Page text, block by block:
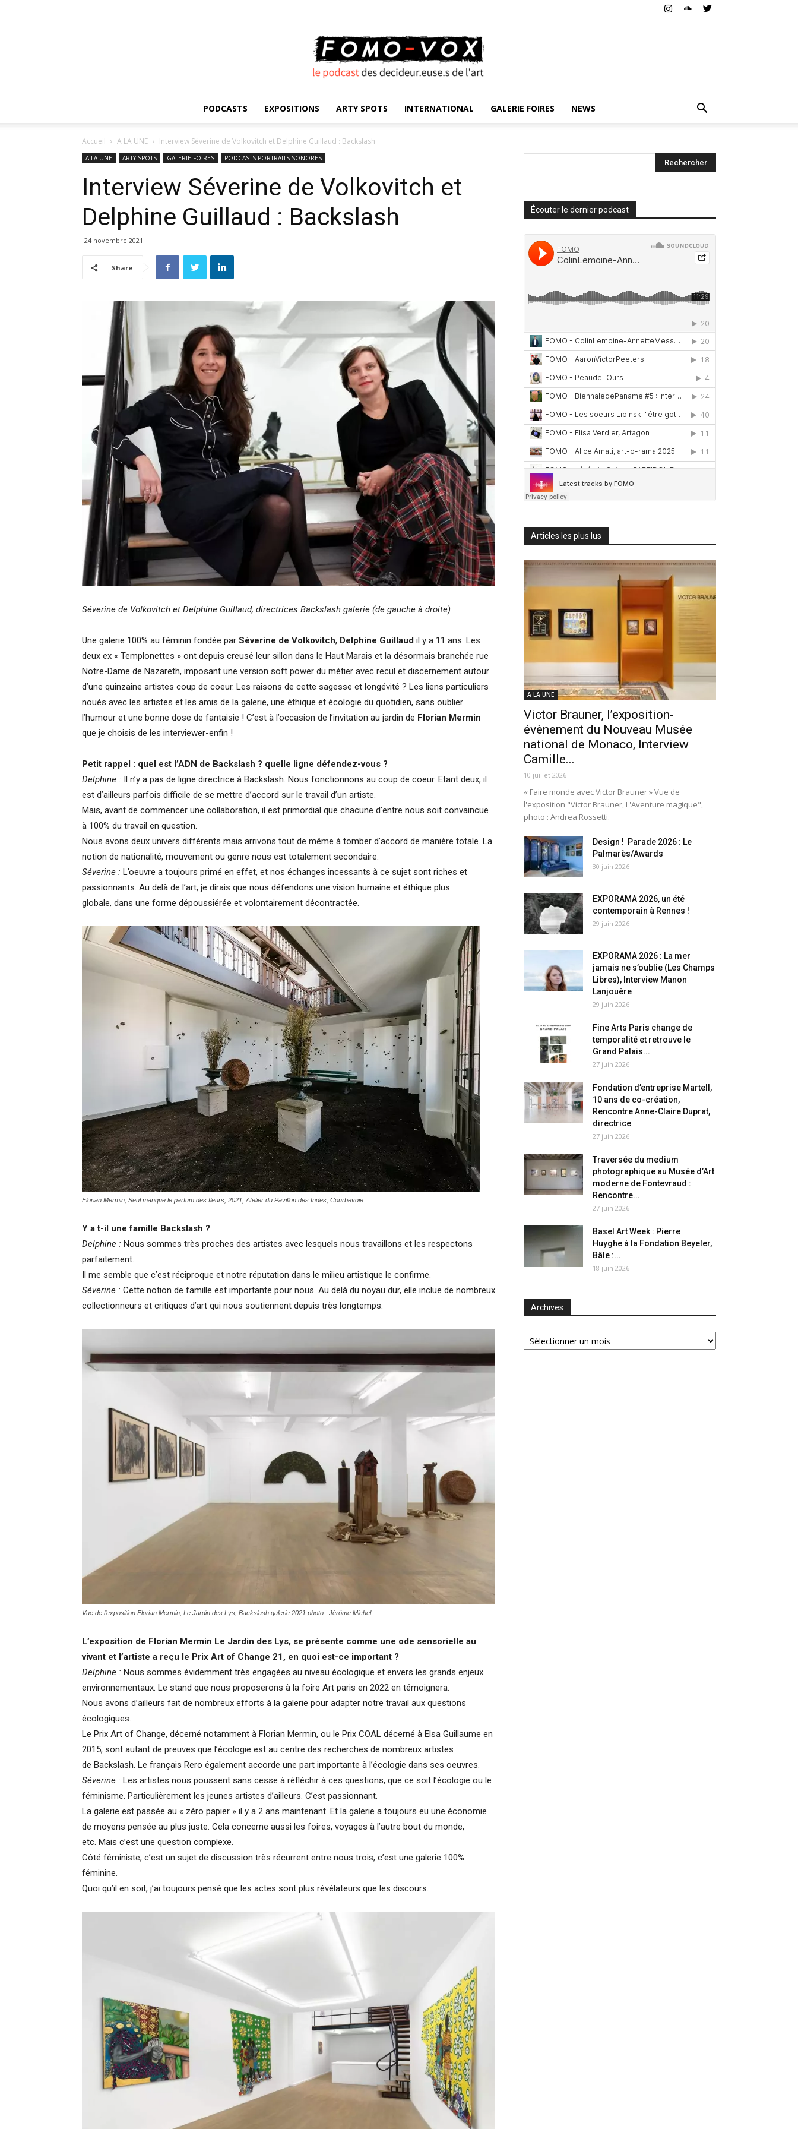
VOX
PODCASTS EXPOSITIONS ARTY SPOTS INTERNATIONAL GALERIE FOIRES NEWS
Accueil A LA UNE Interview Séverine de Volkovitch et Delphine Guillaud : Backslash
A LA UNE ARTY SPOTS GALERIE FOIRES PODCASTS PORTRAITS SONORES
Interview Séverine de Volkovitch et
Delphine Guillaud : Backslash
24 novembre 2021
Share
Séverine de Volkovitch et Delphine Guillaud, directrices Backslash galerie (de gauche à droite)
Une galerie 100% au féminin fondée par Séverine de Volkovitch, Delphine Guillaud il y a 11 ans. Les
deux ex « Templonettes » ont depuis creusé leur sillon dans le Haut Marais et la désormais branchée rue
Notre-Dame de Nazareth, imposant une version soft power du métier avec recul et discernement autour
d’une quinzaine artistes coup de coeur. Les raisons de cette sagesse et longévité ? Les liens particuliers
noués avec les artistes et les amis de la galerie, une éthique et écologie du quotidien, sans oublier
l’humour et une bonne dose de fantaisie ! C’est à l’occasion de l’invitation au jardin de Florian Mermin
que je choisis de les interviewer-enfin !
Petit rappel : quel est l’ADN de Backslash ? quelle ligne défendez-vous ?
Delphine : Il n’y a pas de ligne directrice à Backslash. Nous fonctionnons au coup de coeur. Etant deux, il
est d’ailleurs parfois difficile de se mettre d’accord sur le travail d’un artiste.
Mais, avant de commencer une collaboration, il est primordial que chacune d’entre nous soit convaincue
à 100% du travail en question.
Nous avons deux univers différents mais arrivons tout de même à tomber d’accord de manière totale. La
notion de nationalité, mouvement ou genre nous est totalement secondaire.
Séverine : L’oeuvre a toujours primé en effet, et nos échanges incessants à ce sujet sont riches et
passionnants. Au delà de l’art, je dirais que nous défendons une vision humaine et éthique plus
globale, dans une forme dépoussiérée et volontairement décontractée.
Florian Mermin, Seul manque le parfum des fleurs , 2021, Atelier du Pavillon des Indes, Courbevoie
Y a t-il une famille Backslash ?
Delphine : Nous sommes très proches des artistes avec lesquels nous travaillons et les respectons
parfaitement.
Il me semble que c’est réciproque et notre réputation dans le milieu artistique le confirme.
Séverine : Cette notion de famille est importante pour nous. Au delà du noyau dur, elle inclue de nombreux
collectionneurs et critiques d’art qui nous soutiennent depuis très longtemps.
Vue de l’exposition Florian Mermin, Le Jardin des Lys, Backslash galerie 2021 photo : Jérôme Michel
L’exposition de Florian Mermin Le Jardin des Lys, se présente comme une ode sensorielle au
vivant et l’artiste a reçu le Prix Art of Change 21, en quoi est-ce important ?
Delphine : Nous sommes évidemment très engagées au niveau écologique et envers les grands enjeux
environnementaux. Le stand que nous proposerons à la foire Art paris en 2022 en témoignera.
Nous avons d’ailleurs fait de nombreux efforts à la galerie pour adapter notre travail aux questions
écologiques.
Le Prix Art of Change, décerné notamment à Florian Mermin, ou le Prix COAL décerné à Elsa Guillaume en
2015, sont autant de preuves que l’écologie est au centre des recherches de nombreux artistes
de Backslash. Le français Rero également accorde une part importante à l’écologie dans ses oeuvres.
Séverine : Les artistes nous poussent sans cesse à réfléchir à ces questions, que ce soit l’écologie ou le
féminisme. Particulièrement les jeunes artistes d’ailleurs. C’est passionnant.
La galerie est passée au « zéro papier » il y a 2 ans maintenant. Et la galerie a toujours eu une économie
de moyens pensée au plus juste. Cela concerne aussi les foires, voyages à l’autre bout du monde,
etc. Mais c’est une question complexe.
Côté féministe, c’est un sujet de discussion très récurrent entre nous trois, c’est une galerie 100%
féminine.
Quoi qu’il en soit, j’ai toujours pensé que les actes sont plus révélateurs que les discours.
Écouter le dernier podcast
Articles les plus lus
A LA UNE
Victor Brauner, l’exposition-
évènement du Nouveau Musée
national de Monaco, Interview
Camille...
10 juillet 2026
« Faire monde avec Victor Brauner » Vue de
l'exposition "Victor Brauner, L'Aventure magique",
photo : Andrea Rossetti.
Design ! Parade 2026 : Le
Palmarès/Awards
30 juin 2026
EXPORAMA 2026, un été
contemporain à Rennes !
29 juin 2026
EXPORAMA 2026 : La mer
jamais ne s’oublie (Les Champs
Libres), Interview Manon
Lanjouère
29 juin 2026
Fine Arts Paris change de
temporalité et retrouve le
Grand Palais...
27 juin 2026
Fondation d’entreprise Martell,
10 ans de co-création,
Rencontre Anne-Claire Duprat,
directrice
27 juin 2026
Traversée du medium
photographique au Musée d’Art
moderne de Fontevraud :
Rencontre...
27 juin 2026
Basel Art Week : Pierre
Huyghe à la Fondation Beyeler,
Bâle :...
18 juin 2026
Archives
Archives